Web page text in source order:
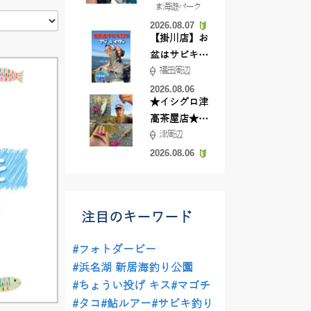
根店
ま海遊パーク
2026.08.07
【掛川店】お
盆はサビキ釣
りいきません
か?
福田周辺
2026.08.06
★イシグロ津
高茶屋店★津
近郊ハゼ釣れ
てます！
津周辺
2026.08.06
注目のキーワード
#フォトダービー
#浜名湖 新居海釣り公園
#ちょうい投げ キス#マゴチ
#タコ#鮎ルアー#サビキ釣り